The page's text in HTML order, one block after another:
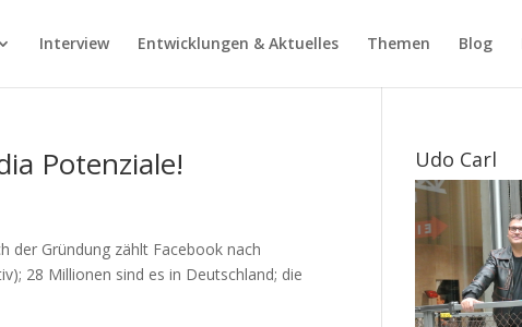
Interview Entwicklungen & Aktuelles Themen Blog
Potenziale!
der Gründung zählt Facebook nach
28 Millionen sind es in Deutschland; die
Udo Carl